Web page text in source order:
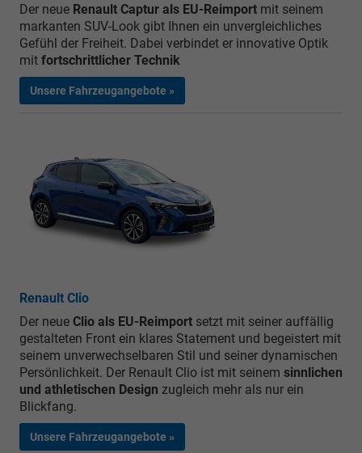
Der neue Renault Captur als EU-Reimport mit seinem
markanten SUV-Look gibt Ihnen ein unvergleichliches
Gefühl der Freiheit. Dabei verbindet er innovative Optik
mit fortschrittlicher Technik
Unsere Fahrzeugangebote »
Renault Clio
Der neue Clio als EU-Reimport setzt mit seiner auffällig
gestalteten Front ein klares Statement und begeistert mit
seinem unverwechselbaren Stil und seiner dynamischen
Persönlichkeit. Der Renault Clio ist mit seinem sinnlichen
und athletischen Design zugleich mehr als nur ein
Blickfang.
Unsere Fahrzeugangebote »